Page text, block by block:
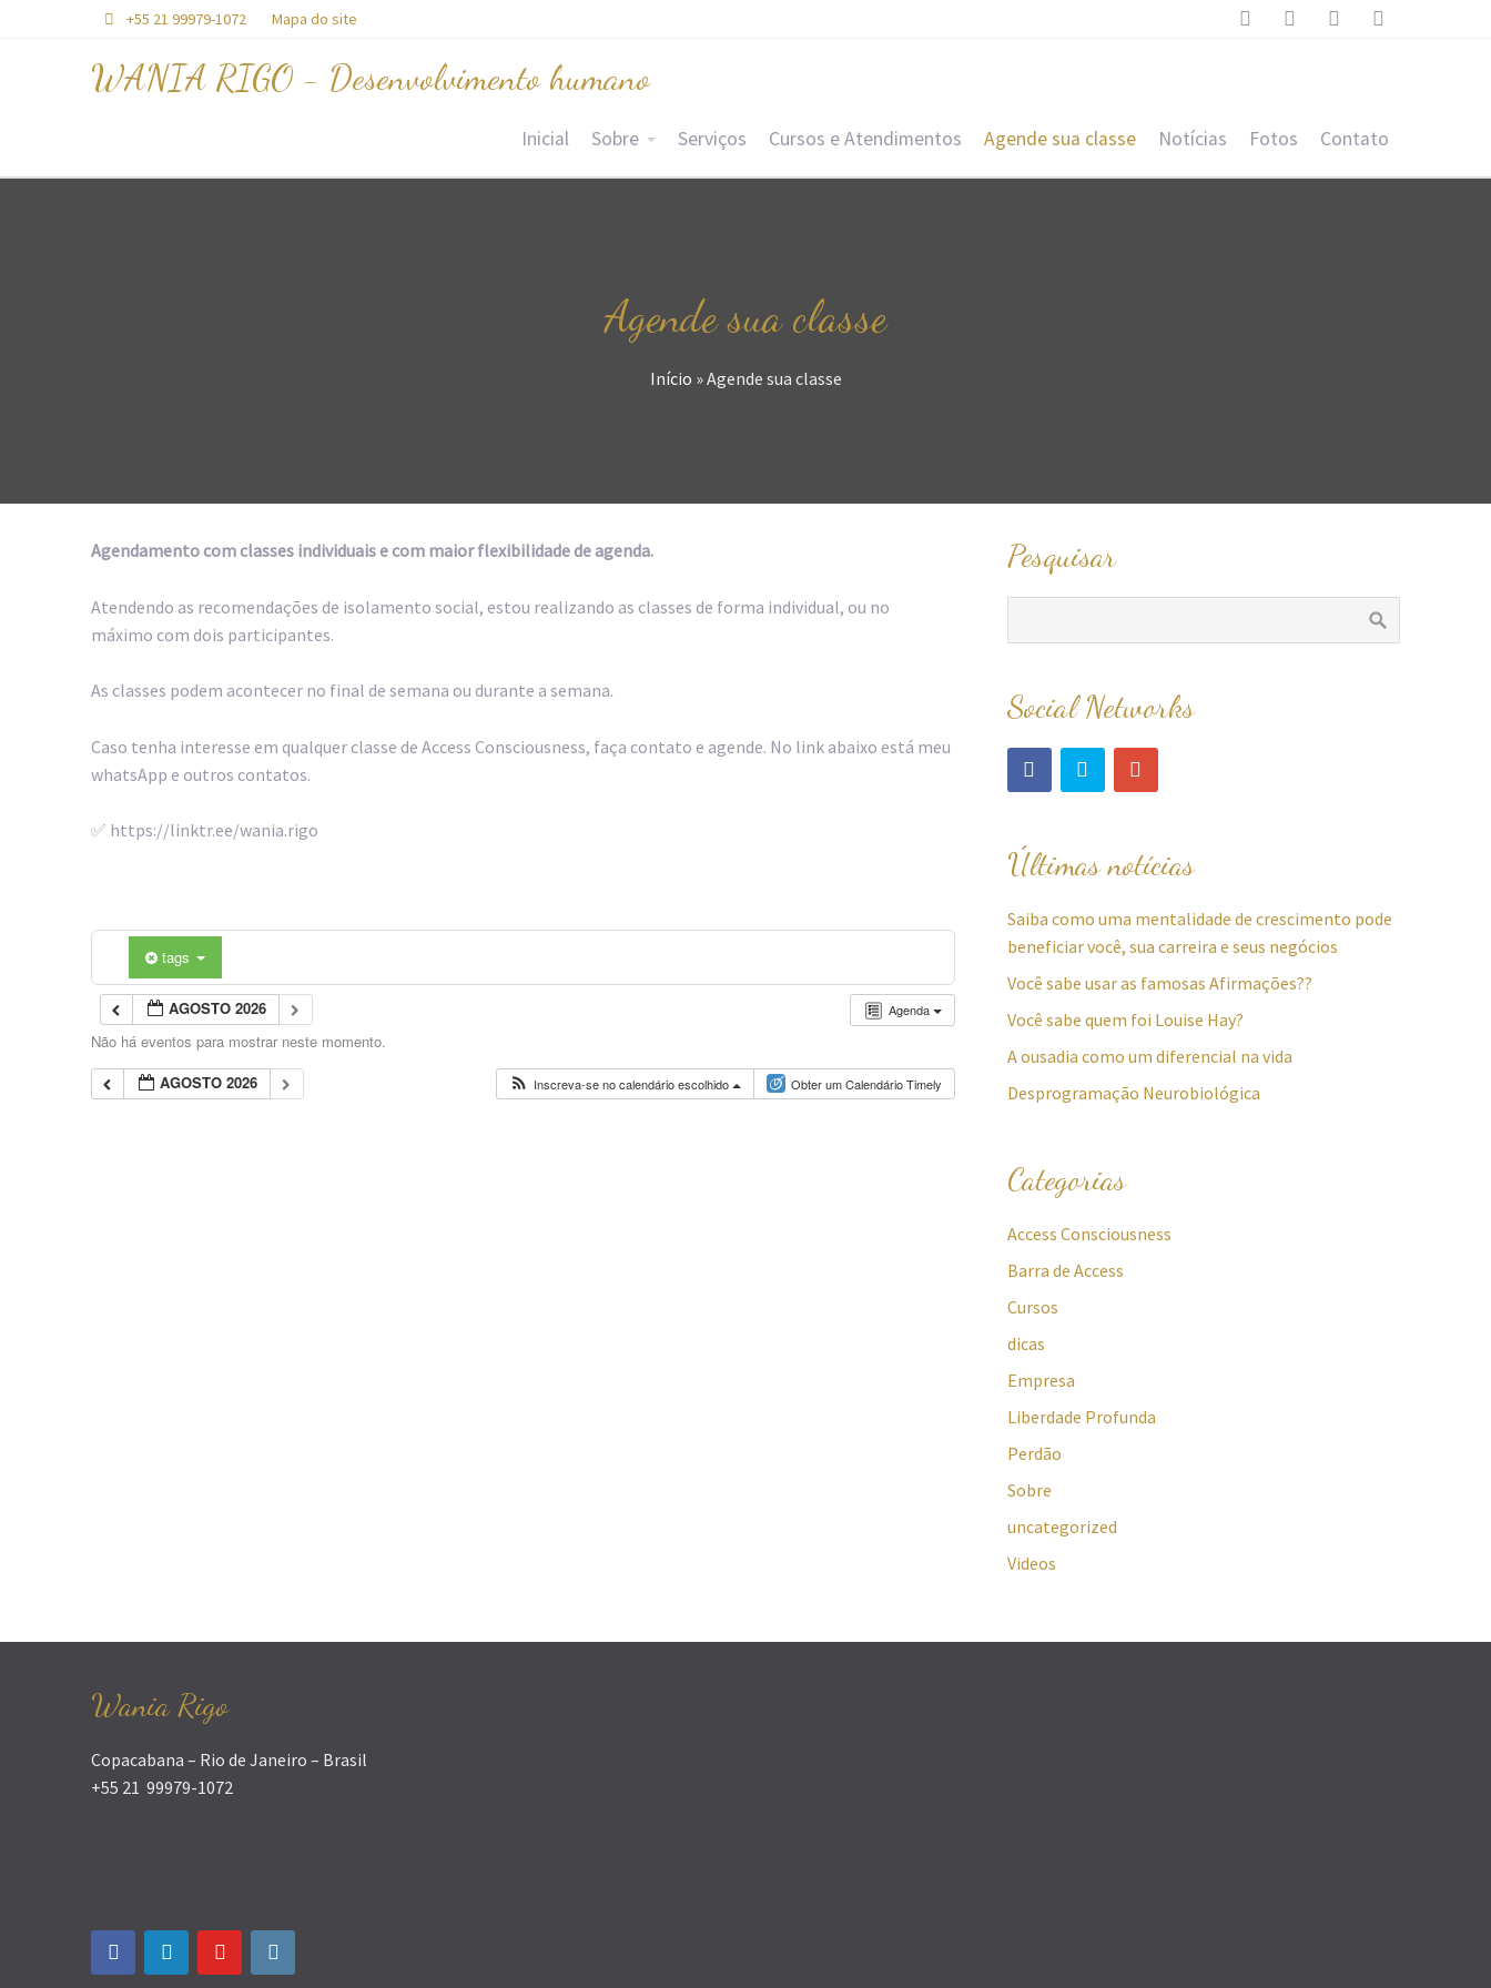
 +55 21 99979-1072 Mapa do site    
WANIA RIGO - Desenvolvimento humano
Inicial Sobre Serviços Cursos e Atendimentos Agende sua classe Notícias Fotos Contato
Agende sua classe
Início »Agende sua classe
Agendamento com classes individuais e com maior flexibilidade de agenda.
Atendendo as recomendações de isolamento social, estou realizando as classes de forma individual, ou no
máximo com dois participantes.
As classes podem acontecer no final de semana ou durante a semana.
Caso tenha interesse em qualquer classe de Access Consciousness, faça contato e agende. No link abaixo está meu
whatsApp e outros contatos.
✅ https://linktr.ee/wania.rigo
tags
Agenda
AGOSTO 2026
Não há eventos para mostrar neste momento.
AGOSTO 2026
Inscreva-se no calendário escolhido Obter um Calendário Timely
Pesquisar
Social Networks
Últimas notícias
Saiba como uma mentalidade de crescimento pode
beneficiar você, sua carreira e seus negócios
Você sabe usar as famosas Afirmações??
Você sabe quem foi Louise Hay?
A ousadia como um diferencial na vida
Desprogramação Neurobiológica
Categorias
Access Consciousness
Barra de Access
Cursos
dicas
Empresa
Liberdade Profunda
Perdão
Sobre
uncategorized
Videos
Wania Rigo
Copacabana – Rio de Janeiro – Brasil
+55 21 99979-1072